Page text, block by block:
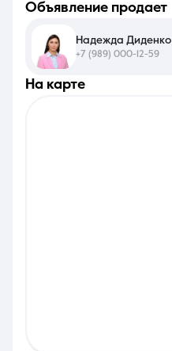
на карте
объявление продает
Надежда Диденко
+7 (989) 000-12-59